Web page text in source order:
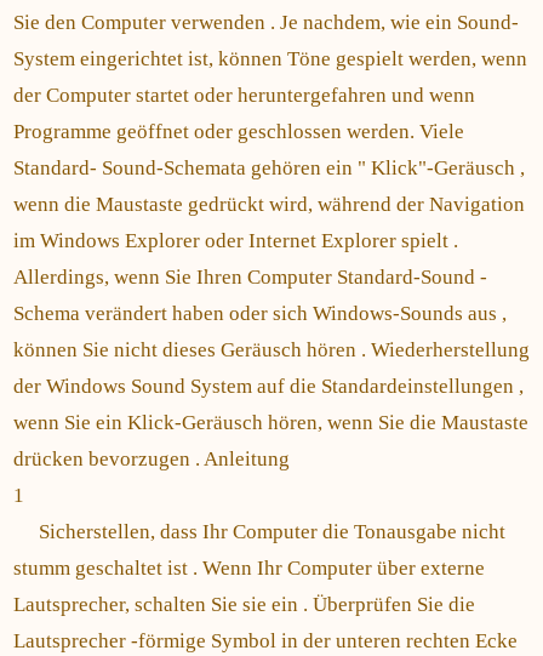
Sie den Computer verwenden . Je nachdem, wie ein Sound-
System eingerichtet ist, können Töne gespielt werden, wenn
der Computer startet oder heruntergefahren und wenn
Programme geöffnet oder geschlossen werden. Viele
Standard- Sound-Schemata gehören ein " Klick"-Geräusch ,
wenn die Maustaste gedrückt wird, während der Navigation
im Windows Explorer oder Internet Explorer spielt .
Allerdings, wenn Sie Ihren Computer Standard-Sound -
Schema verändert haben oder sich Windows-Sounds aus ,
können Sie nicht dieses Geräusch hören . Wiederherstellung
der Windows Sound System auf die Standardeinstellungen ,
wenn Sie ein Klick-Geräusch hören, wenn Sie die Maustaste
drücken bevorzugen . Anleitung
1
Sicherstellen, dass Ihr Computer die Tonausgabe nicht
stumm geschaltet ist . Wenn Ihr Computer über externe
Lautsprecher, schalten Sie sie ein . Überprüfen Sie die
Lautsprecher -förmige Symbol in der unteren rechten Ecke